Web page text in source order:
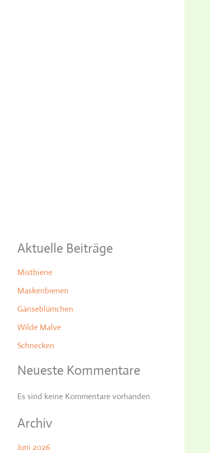
Aktuelle Beiträge
Mistbiene
Maskenbienen
Gänseblümchen
Wilde Malve
Schnecken
Neueste Kommentare
Es sind keine Kommentare vorhanden.
Archiv
Juni 2026